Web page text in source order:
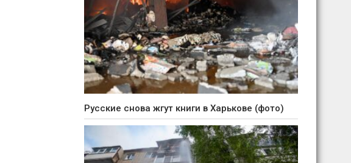
Русские снова жгут книги в Харькове (фото)